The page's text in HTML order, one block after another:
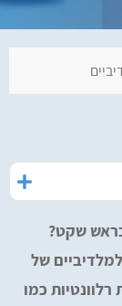
שקט?
של
כמו